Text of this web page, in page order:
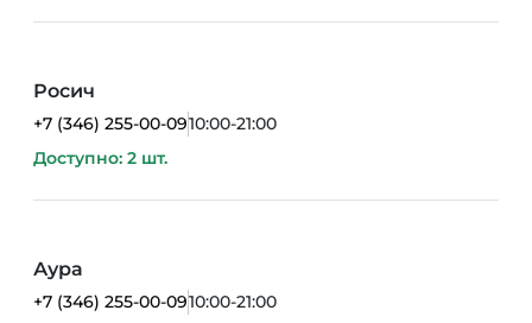
Росич
+7 (346) 255-00-0910:00-21:00
Доступно: 2 шт.
Аура
+7 (346) 255-00-0910:00-21:00